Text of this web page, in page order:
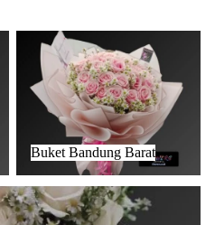
Buket Bandung Barat
Buket Bandung Barat
Bali